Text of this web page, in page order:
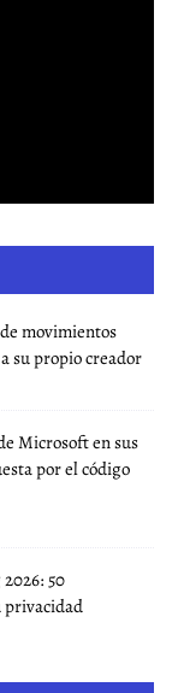
movimientos
su propio creador
Microsoft en sus
por el código
50
privacidad